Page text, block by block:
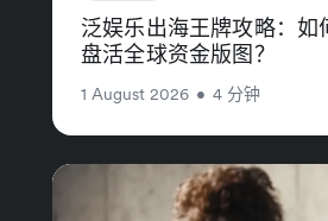
泛娱乐出海王牌攻略：如
盘活全球资金版图？
1 August 2026 • 4 分钟